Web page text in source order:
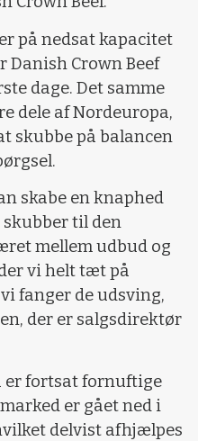
på nedsat kapacitet
Danish Crown Beef
dage. Det samme
dele af Nordeuropa,
skubbe på balancen
skabe en knaphed
skubber til den
mellem udbud og
vi helt tæt på
fanger de udsving,
der er salgsdirektør
er fortsat fornuftige
er gået ned i
delvist afhjælpes